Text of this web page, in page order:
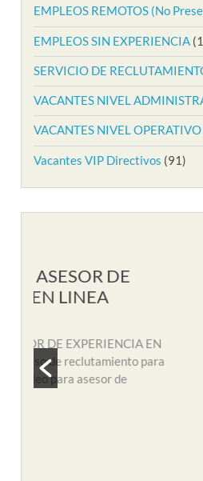
EMPLEOS REMOTOS (No
EMPLEOS SIN EXPERIENCIA
SERVICIO DE
VACANTES NIVEL
VACANTES NIVEL
Vacantes VIP Directivos (91)
EMPLEO PARA
SOPORTE REMOTO
EMPLEO PARA AUXILIAR
REMOTO Iniciamos nuevo
y búsqueda de personal para